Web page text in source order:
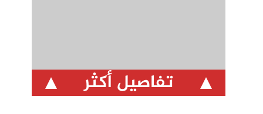
تفاصيل أكثر